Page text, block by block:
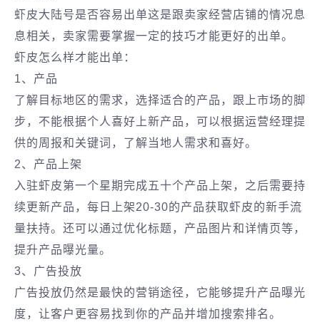
虾皮大陆号是否容易出单这是跟卖家经营店铺的情况息
息相关，卖家需要掌握一定的技巧才能更好的出单。
虾皮怎么样才能出单：
1、产品
了解目标地区的需求，选择适合的产品，跟上市场的脚
步，不能根据个人喜好上新产品，可以根据运营经理提
供的周报和关键词，了解当地人需求和喜好。
2、产品上架
入驻虾皮第一个星期完成五十个产品上架，之后需要持
续更新产品，每日上架20-30的产品获取虾皮的新手流
量扶持。还可以通过优化标题，产品图片和详情页等，
提升产品曝光量。
3、广告投放
广告投放仍然是最快的营销途径，它能够提升产品曝光
度，让客户更容易找到你的产品并增加搜索排名。